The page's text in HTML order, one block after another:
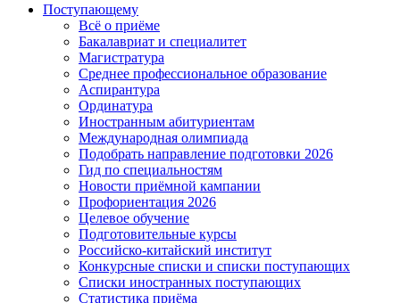
Поступающему
Всё о приёме
Бакалавриат и специалитет
Магистратура
Среднее профессиональное образование
Аспирантура
Ординатура
Иностранным абитуриентам
Международная олимпиада
Подобрать направление подготовки 2026
Гид по специальностям
Новости приёмной кампании
Профориентация 2026
Целевое обучение
Подготовительные курсы
Российско-китайский институт
Конкурсные списки и списки поступающих
Списки иностранных поступающих
Статистика приёма